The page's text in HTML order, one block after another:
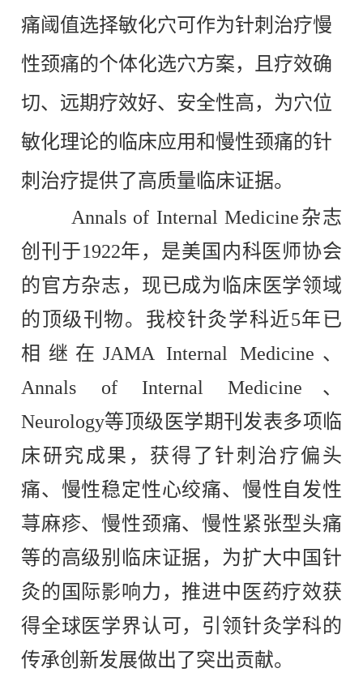
痛阈值选择敏化穴可作为针刺治疗慢
性颈痛的个体化选穴方案，且疗效确
切、远期疗效好、安全性高，为穴位
敏化理论的临床应用和慢性颈痛的针
刺治疗提供了高质量临床证据。
Annals of Internal Medicine杂志
创刊于1922年，是美国内科医师协会
的官方杂志，现已成为临床医学领域
的顶级刊物。我校针灸学科近5年已
相继在 JAMA Internal Medicine、
Annals of Internal Medicine、
Neurology等顶级医学期刊发表多项临
床研究成果，获得了针刺治疗偏头
痛、慢性稳定性心绞痛、慢性自发性
荨麻疹、慢性颈痛、慢性紧张型头痛
等的高级别临床证据，为扩大中国针
灸的国际影响力，推进中医药疗效获
得全球医学界认可，引领针灸学科的
传承创新发展做出了突出贡献。